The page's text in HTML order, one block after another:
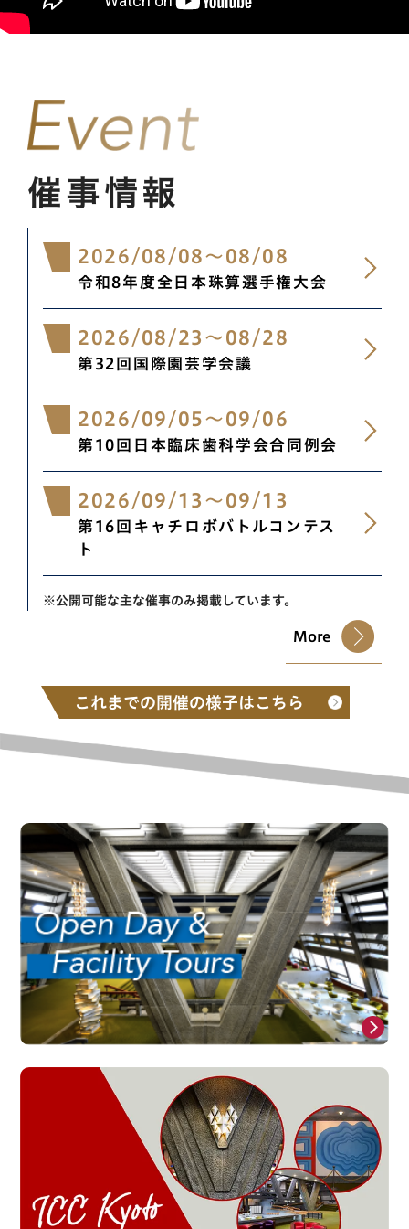
催事情報
2026/08/08～08/08
令和8年度全日本珠算選手権大会
2026/08/23 ～08/28
第32回国際園芸学会議
2026/09/05～09/06
第10回日本臨床歯科学会合同例会
2026/09/13 ～09/13
第16回キャチロボバトルコンテス
ト
※公開可能な主な催事のみ掲載しています。
More
これまでの開催の様子はこちら